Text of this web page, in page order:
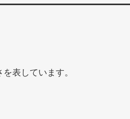
表しています。